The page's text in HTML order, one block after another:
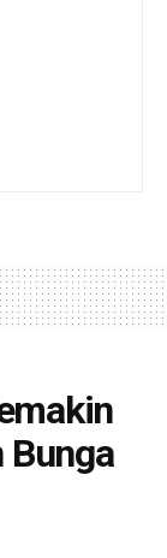
Bunga